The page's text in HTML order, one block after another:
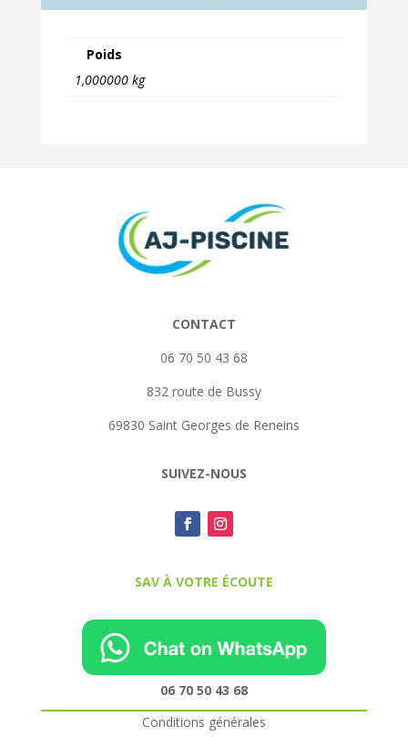
Poids
1,000000 kg
CONTACT
06 70 50 43 68
832 route de Bussy
69830 Saint Georges de Reneins
SUIVEZ-NOUS
SAV À VOTRE ÉCOUTE
06 70 50 43 68
Conditions générales